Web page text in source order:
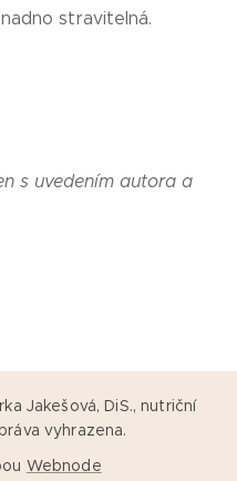
stravitelná.
s uvedením autora a
Jakešová, DiS., nutriční
vyhrazena.
Webnode